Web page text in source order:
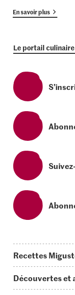
En savoir plus
Le portail
Recettes
Idées de menus
Découvertes et